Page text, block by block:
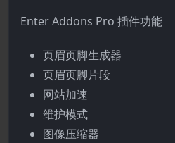
Enter Addons Pro 插件功能
页眉页脚生成器
页眉页脚片段
网站加速
维护模式
图像压缩器